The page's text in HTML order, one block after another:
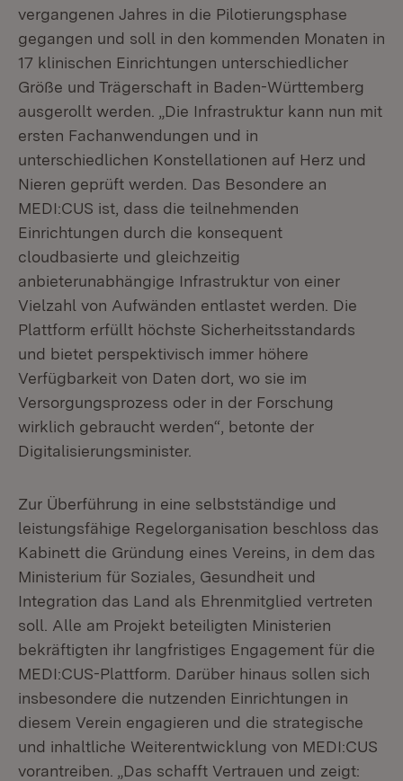
vergangenen Jahres in die Pilotierungsphase
gegangen und soll in den kommenden Monaten in
17 klinischen Einrichtungen unterschiedlicher
Größe und Trägerschaft in Baden-Württemberg
ausgerollt werden. „Die Infrastruktur kann nun mit
ersten Fachanwendungen und in
unterschiedlichen Konstellationen auf Herz und
Nieren geprüft werden. Das Besondere an
MEDI:CUS ist, dass die teilnehmenden
Einrichtungen durch die konsequent
cloudbasierte und gleichzeitig
anbieterunabhängige Infrastruktur von einer
Vielzahl von Aufwänden entlastet werden. Die
Plattform erfüllt höchste Sicherheitsstandards
und bietet perspektivisch immer höhere
Verfügbarkeit von Daten dort, wo sie im
Versorgungsprozess oder in der Forschung
wirklich gebraucht werden“, betonte der
Digitalisierungsminister.
Zur Überführung in eine selbstständige und
leistungsfähige Regelorganisation beschloss das
Kabinett die Gründung eines Vereins, in dem das
Ministerium für Soziales, Gesundheit und
Integration das Land als Ehrenmitglied vertreten
soll. Alle am Projekt beteiligten Ministerien
bekräftigten ihr langfristiges Engagement für die
MEDI:CUS-Plattform. Darüber hinaus sollen sich
insbesondere die nutzenden Einrichtungen in
diesem Verein engagieren und die strategische
und inhaltliche Weiterentwicklung von MEDI:CUS
vorantreiben. „Das schafft Vertrauen und zeigt: